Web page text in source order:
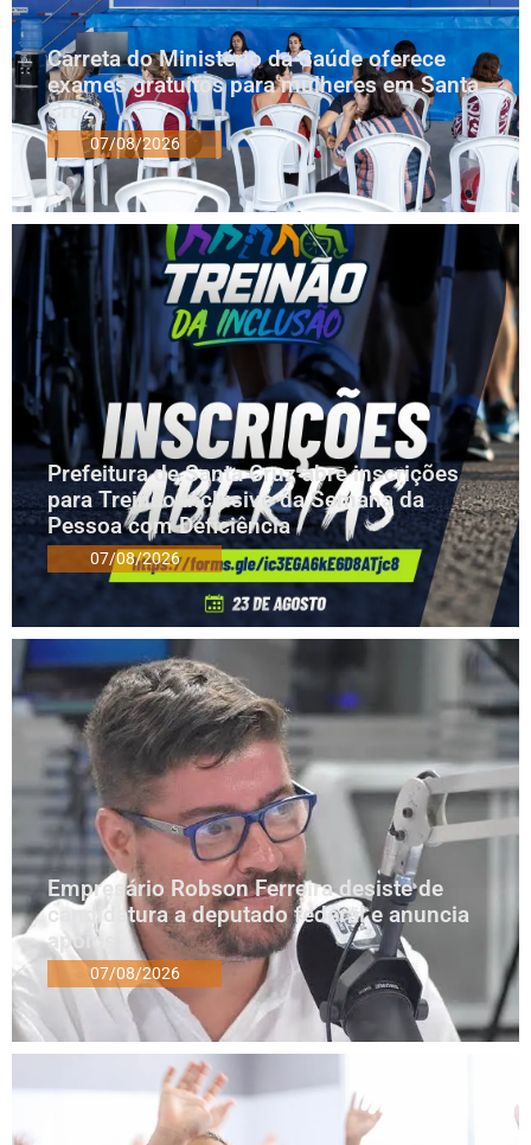
Carreta do Ministério da Saúde oferece
exames gratuitos para mulheres em Santa
Cruz
07/08/2026
Prefeitura de Santa Cruz abre inscrições
para Treinão Inclusivo da Semana da
Pessoa com Deficiência
07/08/2026
Empresário Robson Ferreira desiste de
candidatura a deputado federal e anuncia
apoios
07/08/2026